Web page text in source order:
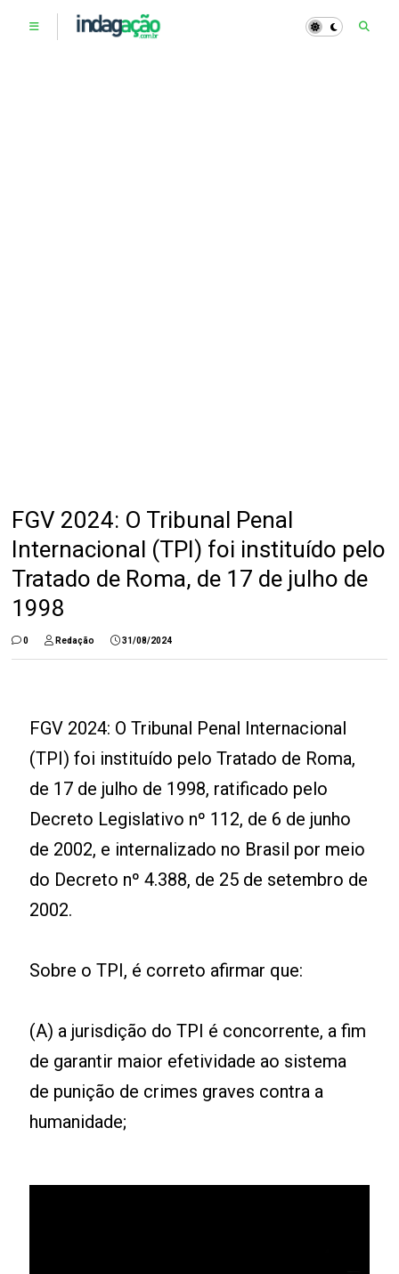
FGV 2024: O Tribunal Penal
Internacional (TPI) foi instituído pelo
Tratado de Roma, de 17 de julho de
1998
0 Redação 31/08/2024
FGV 2024: O Tribunal Penal Internacional
(TPI) foi instituído pelo Tratado de Roma,
de 17 de julho de 1998, ratificado pelo
Decreto Legislativo nº 112, de 6 de junho
de 2002, e internalizado no Brasil por meio
do Decreto nº 4.388, de 25 de setembro de
2002.
Sobre o TPI, é correto afirmar que:
(A) a jurisdição do TPI é concorrente, a fim
de garantir maior efetividade ao sistema
de punição de crimes graves contra a
humanidade;